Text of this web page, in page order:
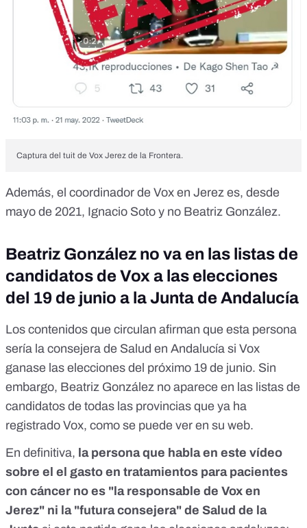
Captura del tuit de Vox Jerez de la Frontera.
Además, el coordinador de Vox en Jerez es, desde
mayo de 2021, Ignacio Soto y no Beatriz González.
Beatriz González no va en las listas de
candidatos de Vox a las elecciones
del 19 de junio a la Junta de Andalucía
Los contenidos que circulan afirman que esta persona
sería la consejera de Salud en Andalucía si Vox
ganase las elecciones del próximo 19 de junio. Sin
embargo, Beatriz González no aparece en las listas de
candidatos de todas las provincias que ya ha
registrado Vox, como se puede ver en su web.
En definitiva, la persona que habla en este vídeo
sobre el el gasto en tratamientos para pacientes
con cáncer no es "la responsable de Vox en
Jerez" ni la "futura consejera" de Salud de la